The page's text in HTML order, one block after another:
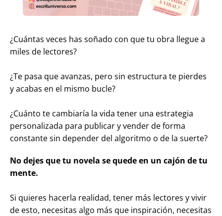
¿Cuántas veces has soñado con que tu obra llegue a
miles de lectores?
¿Te pasa que avanzas, pero sin estructura te pierdes
y acabas en el mismo bucle?
¿Cuánto te cambiaría la vida tener una estrategia
personalizada para publicar y vender de forma
constante sin depender del algoritmo o de la suerte?
No dejes que tu novela se quede en un cajón de tu
mente.
Si quieres hacerla realidad, tener más lectores y vivir
de esto, necesitas algo más que inspiración, necesitas